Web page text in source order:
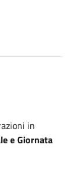
in
e Giornata